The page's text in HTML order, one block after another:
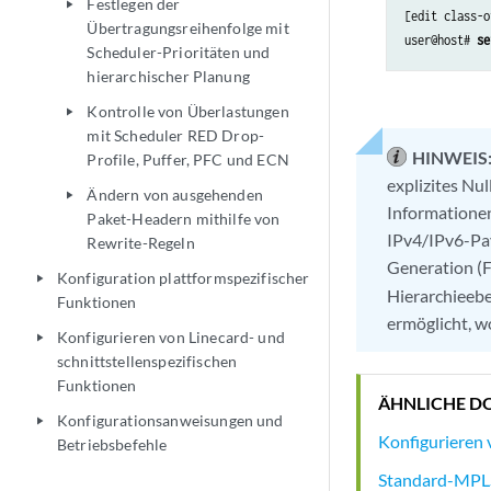
play_arrow
Festlegen der
Übertragungsreihenfolge mit
Scheduler-Prioritäten und
hierarchischer Planung
play_arrow
Kontrolle von Überlastungen
mit Scheduler RED Drop-
Profile, Puffer, PFC und ECN
play_arrow
Ändern von ausgehenden
Paket-Headern mithilfe von
Rewrite-Regeln
play_arrow
Konfiguration plattformspezifischer
Funktionen
play_arrow
Konfigurieren von Linecard- und
schnittstellenspezifischen
Funktionen
play_arrow
Konfigurationsanweisungen und
Betriebsbefehle
[edit class-
user@host#
HINWEIS:
explizites
IPv4/IPv6-
Generation
ermöglicht,
ÄHNLICHE
Konfigurieren
Standard-